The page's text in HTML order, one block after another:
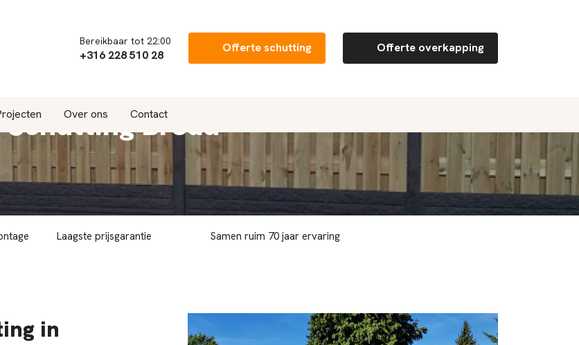
Bereikbaar tot 22:00
+316 228 510 28 Offerte schutting Offerte overkapping
Over ons Contact
Schutting Breda
Laagste prijsgarantie Samen ruim 70 jaar ervaring
in